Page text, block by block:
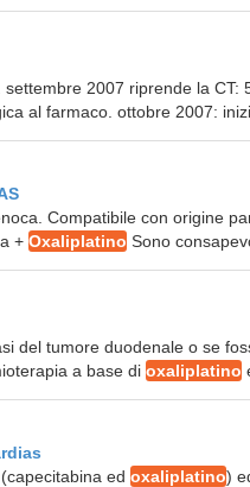
settembre 2007 riprende la CT:
al farmaco. ottobre 2007:
Compatibile con origine
+ Oxaliplatino Sono
del tumore duodenale o se
a base di oxaliplatino
ed oxaliplatino)